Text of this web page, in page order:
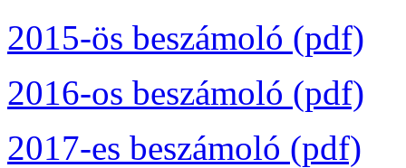
2015-ös beszámoló (pdf)
2016-os beszámoló (pdf)
2017-es beszámoló (pdf)